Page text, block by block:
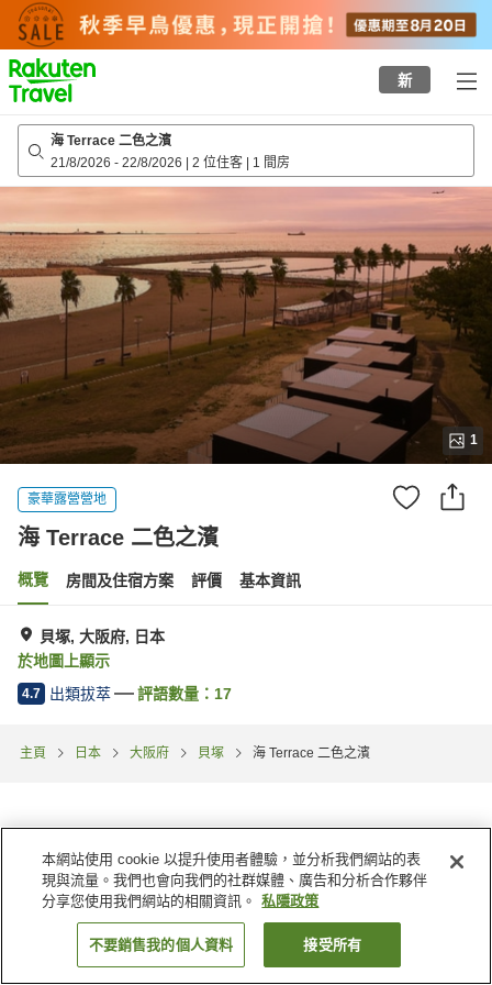
to
top
page
新
海 Terrace 二色之濱
21/8/2026 - 22/8/2026 | 2 位住客 | 1 間房
1
豪華露營營地
海 Terrace 二色之濱
概覽 房間及住宿方案 評價 基本資訊
貝塚, 大阪府, 日本
於地圖上顯示
4.7 出類拔萃 評語數量： 17
主頁 日本 大阪府 貝塚 海 Terrace 二色之濱
找客房
本網站使用 cookie 以提升使用者體驗，並分析我們網站的表
現與流量。我們也會向我們的社群媒體、廣告和分析合作夥伴
分享您使用我們網站的相關資訊。
私隱政策
不要銷售我的個人資料 接受所有